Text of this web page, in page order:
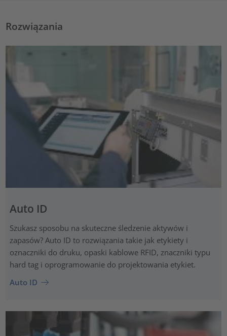
Rozwiązania
Auto ID
Szukasz sposobu na skuteczne śledzenie aktywów i
zapasów? Auto ID to rozwiązania takie jak etykiety i
oznaczniki do druku, opaski kablowe RFID, znaczniki typu
hard tag i oprogramowanie do projektowania etykiet.
Auto ID